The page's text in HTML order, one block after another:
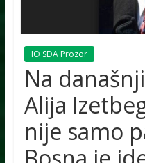
IO SDA Prozor
Na
Alija
nije samo